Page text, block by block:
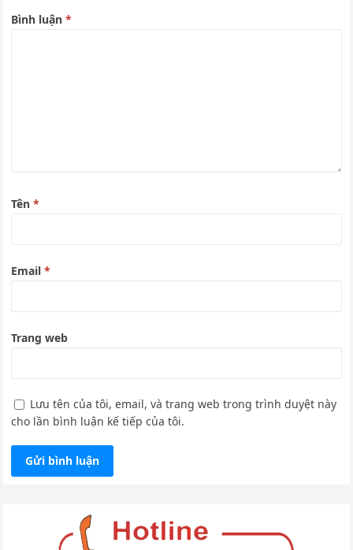
Bình luận*
Tên*
Email*
Trang web
Lưu tên của tôi, email, và trang web trong trình duyệt này
cho lần bình luận kế tiếp của tôi.